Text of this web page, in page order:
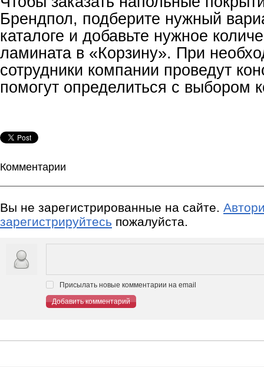
Брендпол, подберите нужный
каталоге и добавьте нужное
ламината в «Корзину». При
сотрудники компании проведут
помогут определиться с выбором
Комментарии
Вы не зарегистрированные на сайте.
зарегистрируйтесь пожалуйста.
Присылать новые комментарии на email
Добавить комментарий